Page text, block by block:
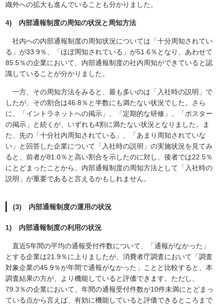
織外への拡大も進んでいることも分かりました。
4) 内部通報制度の周知の状況と周知方法
社内への内部通報制度の周知状況については「十分周知されてい
る」が33.9％、「ほぼ周知されている」が51.6％となり、あわせて
85.5％の企業において、内部通報制度の社内周知ができていると認
識していることが分かりました。
一方、その周知方法をみると、最も多いのは「入社時の説明」で
したが、その割合は46.8％と半数にも満たない状況でした。さら
に、「イントラネットへの掲示」、「定期的な研修」、「ポスター
の掲示」と続くが、いずれも4割に満たない状況となりました。ま
た、先の「十分社内周知されている」、「あまり周知されていな
い」と回答した企業について「入社時の説明」の実施状況を見てみ
ると、前者が81.0％と高い割合を示したのに対し、後者では22.5％
にとどまったことから、内部通報制度の周知方法として「入社時の
説明」が重要であると言えるかもしれません。
(3) 内部通報制度の運用の状況
1) 内部通報制度の利用の状況
直近5年間の平均の通報受付件数について、「通報がなかった」
とする企業は21.9％に上りましたが、消費者庁調査において「調査
対象企業の45.9％が年間で通報がなかった」ことと比較すると、本
調査結果の方が、より機能していると評価できます。ただし、
79.3％の企業において、年間の通報受付件数が10件未満にとどまっ
ている点から言えば、有効に機能していると評価できるところまで